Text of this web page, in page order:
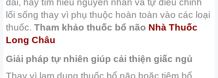
dài, hãy tìm hiểu nguyên nhân và tự điều chỉnh
lối sống thay vì phụ thuộc hoàn toàn vào các loại
thuốc.Tham khảo thuốc bổ não Nhà Thuốc
Long Châu
Giải pháp tự nhiên giúp cải thiện giấc ngủ
Thay vì lạm dụng thuốc bổ não hoặc tiêm bổ